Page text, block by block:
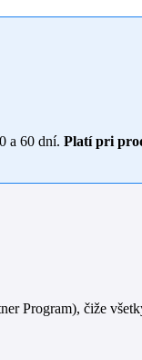
a 60 dní. Platí pri
Program), čiže